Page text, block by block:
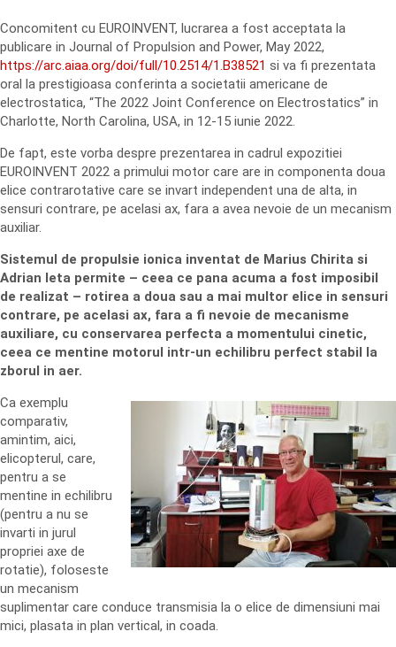
Concomitent cu EUROINVENT, lucrarea a fost acceptata la
publicare in Journal of Propulsion and Power, May 2022,
https://arc.aiaa.org/doi/full/10.2514/1.B38521 si va fi prezentata
oral la prestigioasa conferinta a societatii americane de
electrostatica, “The 2022 Joint Conference on Electrostatics” in
Charlotte, North Carolina, USA, in 12-15 iunie 2022.
De fapt, este vorba despre prezentarea in cadrul expozitiei
EUROINVENT 2022 a primului motor care are in componenta doua
elice contrarotative care se invart independent una de alta, in
sensuri contrare, pe acelasi ax, fara a avea nevoie de un mecanism
auxiliar.
Sistemul de propulsie ionica inventat de Marius Chirita si
Adrian Ieta permite – ceea ce pana acuma a fost imposibil
de realizat – rotirea a doua sau a mai multor elice in sensuri
contrare, pe acelasi ax, fara a fi nevoie de mecanisme
auxiliare, cu conservarea perfecta a momentului cinetic,
ceea ce mentine motorul intr-un echilibru perfect stabil la
zborul in aer.
Ca exemplu
comparativ,
amintim, aici,
elicopterul, care,
pentru a se
mentine in echilibru
(pentru a nu se
invarti in jurul
propriei axe de
rotatie), foloseste
un mecanism
suplimentar care conduce transmisia la o elice de dimensiuni mai
mici, plasata in plan vertical, in coada.